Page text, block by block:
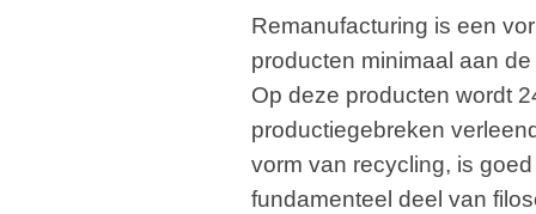
Remanufacturing is een
producten minimaal aan
Op deze producten wordt
productiegebreken
vorm van recycling, is
fundamenteel deel van